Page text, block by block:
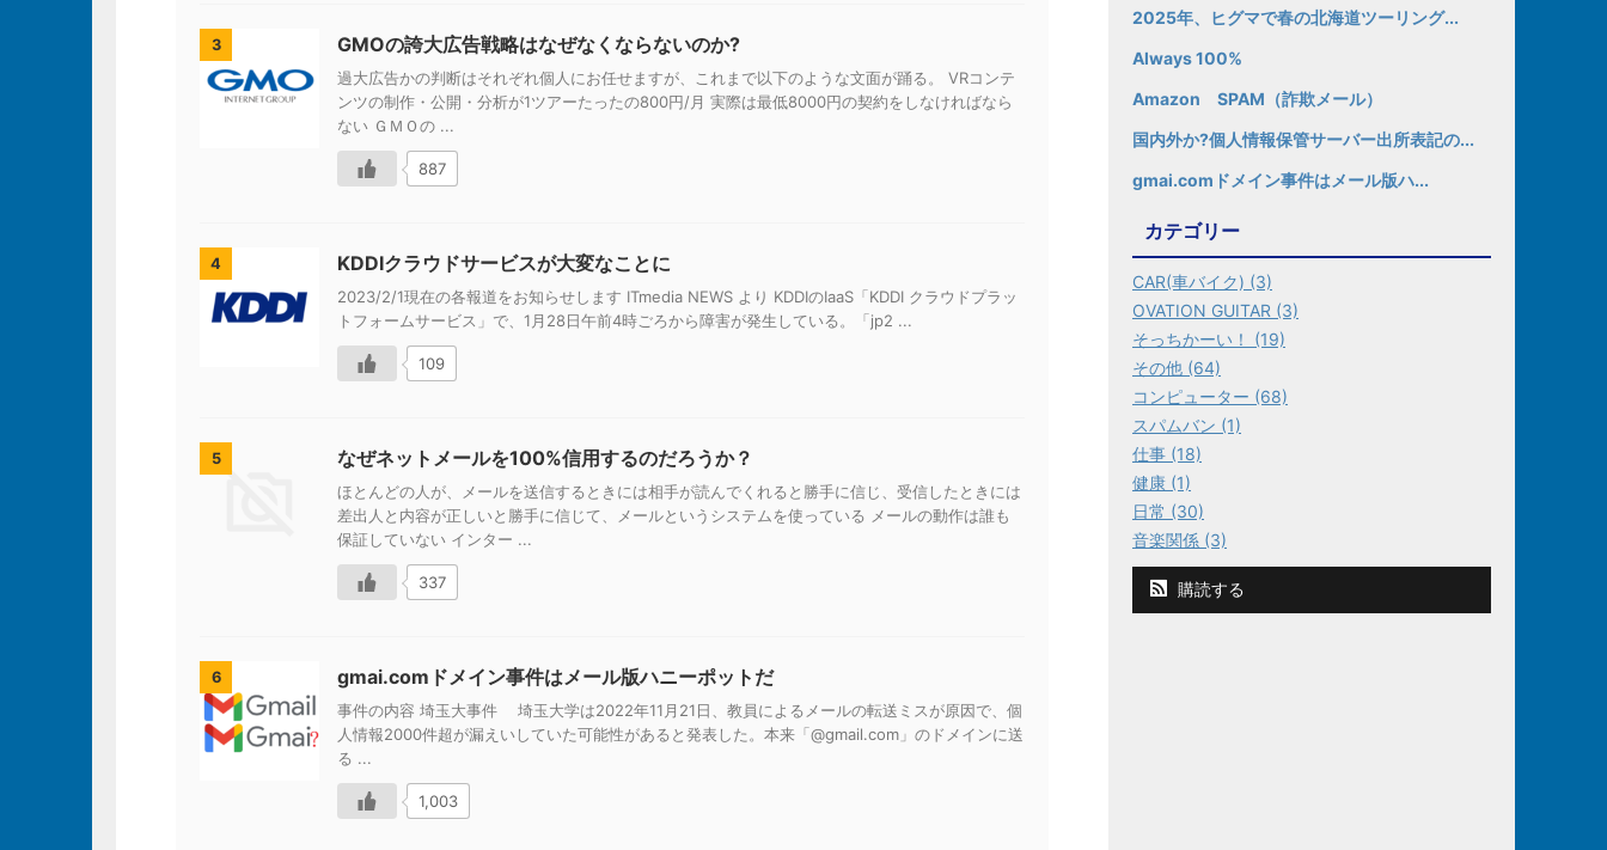
3 GMOの誇大広告戦略はなぜなくならないのか?
過大広告かの判断はそれぞれ個人にお任せますが、これまで以下のような文面が踊る。 VRコンテ
ンツの制作・公開・分析が1ツアーたったの800円/月 実際は最低8000円の契約をしなければなら
ない ＧＭＯの ...
887
4 KDDIクラウドサービスが大変なことに
2023/2/1現在の各報道をお知らせします ITmedia NEWS より KDDIのIaaS「KDDI クラウドプラッ
トフォームサービス」で、1月28日午前4時ごろから障害が発生している。「jp2 ...
109
5 なぜネットメールを100%信用するのだろうか？
ほとんどの人が、メールを送信するときには相手が読んでくれると勝手に信じ、受信したときには
差出人と内容が正しいと勝手に信じて、メールというシステムを使っている メールの動作は誰も
保証していない インター ...
337
6 gmai.comドメイン事件はメール版ハニーポットだ
事件の内容 埼玉大事件 埼玉大学は2022年11月21日、教員によるメールの転送ミスが原因で、個
人情報2000件超が漏えいしていた可能性があると発表した。本来「@gmail.com」のドメインに送
る ...
1,003
2025年、ヒグマで春の北海道ツーリング...
Always 100%
Amazon SPAM（詐欺メール）
国内外か?個人情報保管サーバー出所表記の...
gmai.comドメイン事件はメール版ハ...
カテゴリー
CAR(車バイク) (3)
OVATION GUITAR (3)
そっちかーい！ (19)
その他 (64)
コンピューター (68)
スパムバン (1)
仕事 (18)
健康 (1)
日常 (30)
音楽関係 (3)
購読する